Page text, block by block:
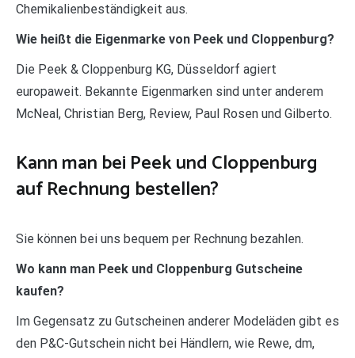
Chemikalienbeständigkeit aus.
Wie heißt die Eigenmarke von Peek und Cloppenburg?
Die Peek & Cloppenburg KG, Düsseldorf agiert
europaweit. Bekannte Eigenmarken sind unter anderem
McNeal, Christian Berg, Review, Paul Rosen und Gilberto.
Kann man bei Peek und Cloppenburg
auf Rechnung bestellen?
Sie können bei uns bequem per Rechnung bezahlen.
Wo kann man Peek und Cloppenburg Gutscheine
kaufen?
Im Gegensatz zu Gutscheinen anderer Modeläden gibt es
den P&C-Gutschein nicht bei Händlern, wie Rewe, dm,